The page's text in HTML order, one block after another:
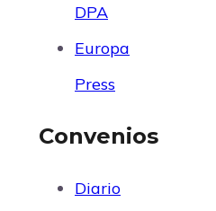
DPA
Europa
Press
Convenios
Diario